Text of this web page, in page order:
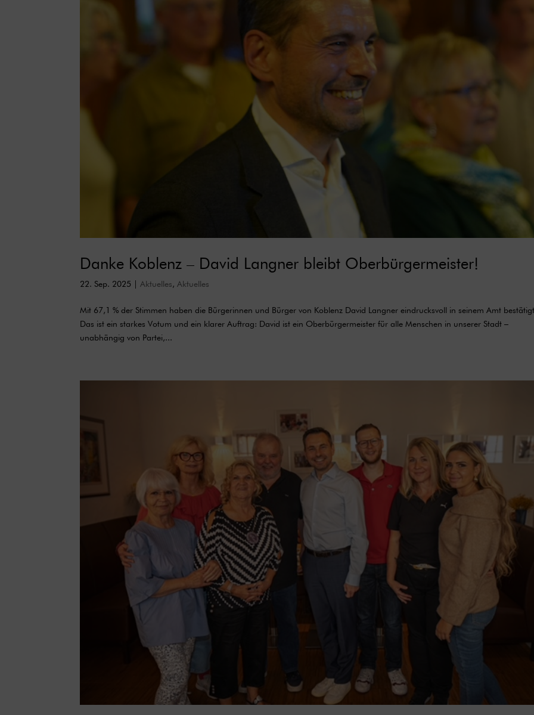
Danke Koblenz – David Langner bleibt Oberbürgermeister!
22. Sep. 2025 | Aktuelles, Aktuelles
Mit 67,1 % der Stimmen haben die Bürgerinnen und Bürger von Koblenz David Langner eindrucksvoll in seinem Amt
Das ist ein starkes Votum und ein klarer Auftrag: David ist ein Oberbürgermeister für alle Menschen in unserer Stadt –
unabhängig von Partei,...